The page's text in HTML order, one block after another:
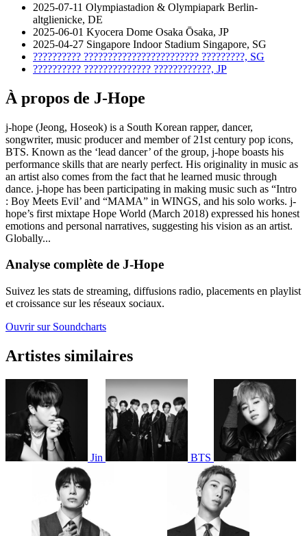
2025-07-11 Olympiastadion & Olympiapark Berlin-
altglienicke, DE
2025-06-01 Kyocera Dome Osaka Ōsaka, JP
2025-04-27 Singapore Indoor Stadium Singapore, SG
?????????? ???????????????????????? ?????????, SG
?????????? ?????????????? ????????????, JP
À propos de J-Hope
j-hope (Jeong, Hoseok) is a South Korean rapper, dancer,
songwriter, music producer and member of 21st century pop icons,
BTS. Known as the ‘lead dancer’ of the group, j-hope boasts his
performance skills that are nearly perfect. His originality in music as
an artist also comes from the fact that he learned music through
dance. j-hope has been participating in making music such as “Intro
: Boy Meets Evil’ and “MAMA” in WINGS, and his solo works. j-
hope’s first mixtape Hope World (March 2018) expressed his honest
emotions and personal narratives, suggesting his vision as an artist.
Globally...
Analyse complète de J-Hope
Suivez les stats de streaming, diffusions radio, placements en playlist
et croissance sur les réseaux sociaux.
Ouvrir sur Soundcharts
Artistes similaires
Jin BTS